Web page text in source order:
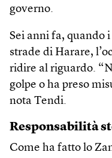
governo.
Sei anni fa, quando
strade di Harare,
ridire al riguardo.
golpe o ha preso
nota Tendi.
Responsabilità
Come ha fatto lo